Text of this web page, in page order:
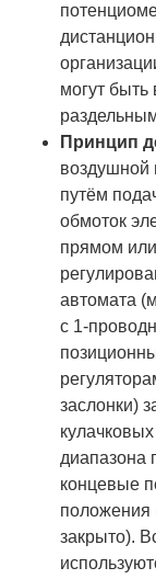
могут
Принцип
воздушной
путём
обмоток
прямом
автомата
с 1-
заслонки)
диапазона
концевые
положения
закрыто).